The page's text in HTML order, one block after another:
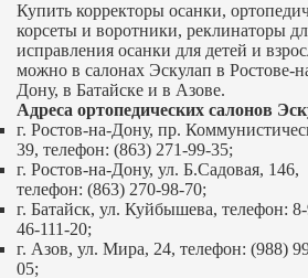
Купить корректоры осанки,
корсеты и воротники, реклинаторы
исправления осанки для детей и
можно в салонах Эскулап в Ростове-
Дону, в Батайске и в Азове.
Адреса ортопедических салонов
г. Ростов-на-Дону, пр.
39, телефон: (863) 271-99-35;
г. Ростов-на-Дону, ул. Б.Садовая, 146,
телефон: (863) 270-98-70;
г. Батайск, ул. Куйбышева, телефон:
46-111-20;
г. Азов, ул. Мира, 24, телефон: (988)
05;